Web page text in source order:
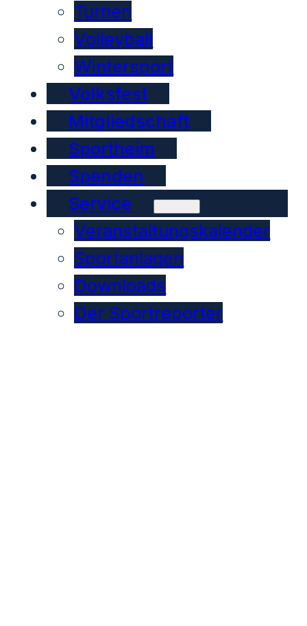
Turnen
Volleyball
Wintersport
Volksfest
Mitgliedschaft
Sportheim
Spenden
Service
Veranstaltungskalender
Sportanlagen
Downloads
Der Sportreporter